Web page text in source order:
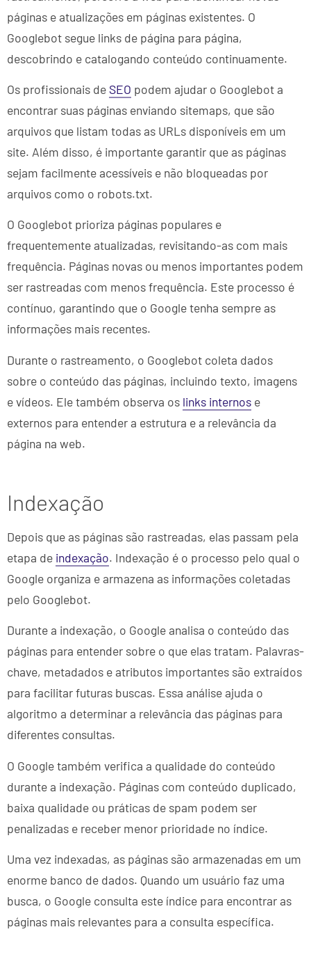
páginas e atualizações em páginas existentes. O
Googlebot segue links de página para página,
descobrindo e catalogando conteúdo continuamente.
Os profissionais de SEO podem ajudar o Googlebot a
encontrar suas páginas enviando sitemaps, que são
arquivos que listam todas as URLs disponíveis em um
site. Além disso, é importante garantir que as páginas
sejam facilmente acessíveis e não bloqueadas por
arquivos como o robots.txt.
O Googlebot prioriza páginas populares e
frequentemente atualizadas, revisitando-as com mais
frequência. Páginas novas ou menos importantes podem
ser rastreadas com menos frequência. Este processo é
contínuo, garantindo que o Google tenha sempre as
informações mais recentes.
Durante o rastreamento, o Googlebot coleta dados
sobre o conteúdo das páginas, incluindo texto, imagens
e vídeos. Ele também observa os links internos e
externos para entender a estrutura e a relevância da
página na web.
Indexação
Depois que as páginas são rastreadas, elas passam pela
etapa de indexação. Indexação é o processo pelo qual o
Google organiza e armazena as informações coletadas
pelo Googlebot.
Durante a indexação, o Google analisa o conteúdo das
páginas para entender sobre o que elas tratam. Palavras-
chave, metadados e atributos importantes são extraídos
para facilitar futuras buscas. Essa análise ajuda o
algoritmo a determinar a relevância das páginas para
diferentes consultas.
O Google também verifica a qualidade do conteúdo
durante a indexação. Páginas com conteúdo duplicado,
baixa qualidade ou práticas de spam podem ser
penalizadas e receber menor prioridade no índice.
Uma vez indexadas, as páginas são armazenadas em um
enorme banco de dados. Quando um usuário faz uma
busca, o Google consulta este índice para encontrar as
páginas mais relevantes para a consulta específica.